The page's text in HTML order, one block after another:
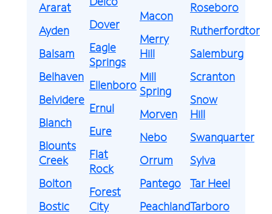
Ararat
Ayden
Balsam
Belhaven
Belvidere
Blanch
Blounts
Creek
Bolton
Bostic
Dover
Eagle
Springs
Ellenboro
Ernul
Eure
Flat
Rock
Forest
City
Macon
Merry
Hill
Mill
Spring
Morven
Nebo
Orrum
Pantego
Peachland
Roseboro
Rutherfordton
Salemburg
Scranton
Snow
Hill
Swanquarter
Sylva
Tar Heel
Tarboro